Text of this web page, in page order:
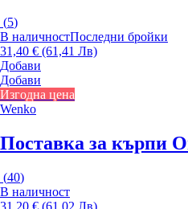
(5)
В наличностПоследни бройки
31,40 € (61,41 Лв)
Добави
Добави
Изгодна цена
Wenko
Поставка за кърпи
(40)
В наличност
31,20 € (61,02 Лв)